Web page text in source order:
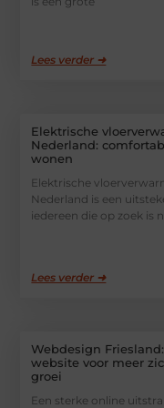
Lees verder ➜
Elektrische
Nederland:
wonen
Elektrische
Nederland is een
iedereen die op zoek is
Lees verder ➜
Webdesign
website voor meer
groei
Een sterke online